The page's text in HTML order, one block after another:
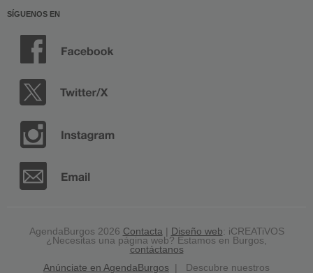
SÍGUENOS EN
AgendaBurgos 2026 Contacta| Diseño web: iCREATiVOS
¿Necesitas una página web? Estamos en Burgos,
contáctanos
Anúnciate en AgendaBurgos | Descubre nuestros